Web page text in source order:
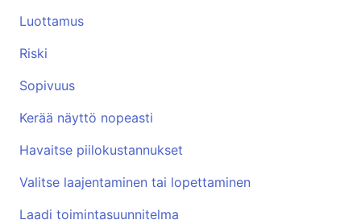
Luottamus
Riski
Sopivuus
Kerää näyttö nopeasti
Havaitse piilokustannukset
Valitse laajentaminen tai lopettaminen
Laadi toimintasuunnitelma